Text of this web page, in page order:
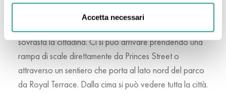
Accetta necessari
chiocciola che si restringe man mano che si sale.
sovrasta la cittadina. Ci si può arrivare prendendo una
rampa di scale direttamente da Princes Street o
attraverso un sentiero che porta al lato nord del parco
da Royal Terrace. Dalla cima si può vedere tutta la città.